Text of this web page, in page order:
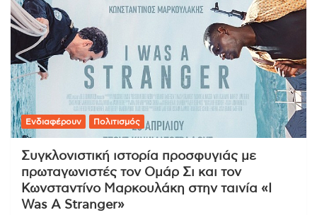
Ενδιαφέρουν Πολιτισμός
Συγκλονιστική ιστορία προσφυγιάς με
πρωταγωνιστές τον Ομάρ Σι και τον
Κωνσταντίνο Μαρκουλάκη στην ταινία «I
Was A Stranger»